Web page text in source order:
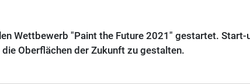
Wettbewerb "Paint the Future 2021" gestartet. Start-
Oberflächen der Zukunft zu gestalten.